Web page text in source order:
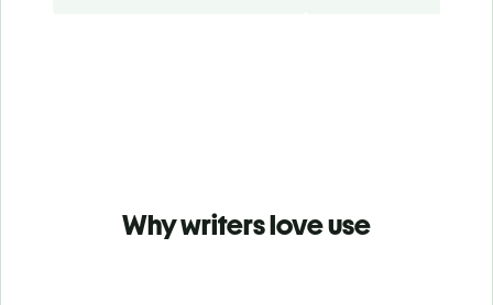
Why writers love use